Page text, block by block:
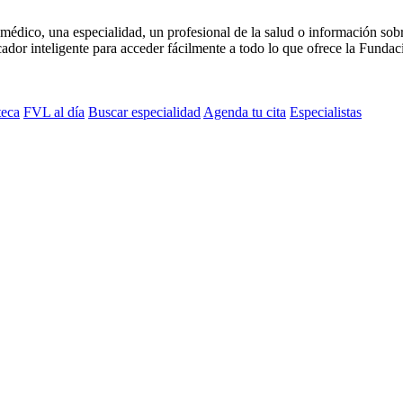
una especialidad, un profesional de la salud o información
inteligente para acceder fácilmente a todo lo que ofrece la
FVL al día Buscar especialidad Agenda tu cita Especialistas